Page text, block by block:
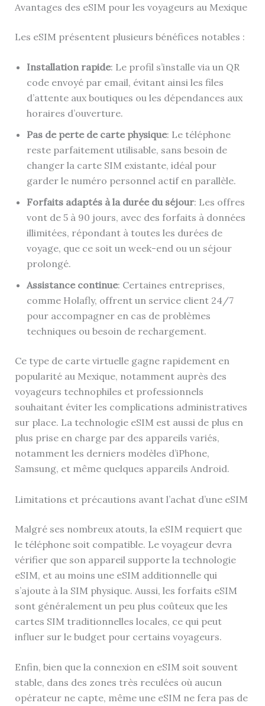
Avantages des eSIM pour les voyageurs au Mexique
Les eSIM présentent plusieurs bénéfices notables :
Installation rapide: Le profil s’installe via un QR
code envoyé par email, évitant ainsi les files
d’attente aux boutiques ou les dépendances aux
horaires d’ouverture.
Pas de perte de carte physique: Le téléphone
reste parfaitement utilisable, sans besoin de
changer la carte SIM existante, idéal pour
garder le numéro personnel actif en parallèle.
Forfaits adaptés à la durée du séjour: Les offres
vont de 5 à 90 jours, avec des forfaits à données
illimitées, répondant à toutes les durées de
voyage, que ce soit un week-end ou un séjour
prolongé.
Assistance continue: Certaines entreprises,
comme Holafly, offrent un service client 24/7
pour accompagner en cas de problèmes
techniques ou besoin de rechargement.
Ce type de carte virtuelle gagne rapidement en
popularité au Mexique, notamment auprès des
voyageurs technophiles et professionnels
souhaitant éviter les complications administratives
sur place. La technologie eSIM est aussi de plus en
plus prise en charge par des appareils variés,
notamment les derniers modèles d’iPhone,
Samsung, et même quelques appareils Android.
Limitations et précautions avant l’achat d’une eSIM
Malgré ses nombreux atouts, la eSIM requiert que
le téléphone soit compatible. Le voyageur devra
vérifier que son appareil supporte la technologie
eSIM, et au moins une eSIM additionnelle qui
s’ajoute à la SIM physique. Aussi, les forfaits eSIM
sont généralement un peu plus coûteux que les
cartes SIM traditionnelles locales, ce qui peut
influer sur le budget pour certains voyageurs.
Enfin, bien que la connexion en eSIM soit souvent
stable, dans des zones très reculées où aucun
opérateur ne capte, même une eSIM ne fera pas de